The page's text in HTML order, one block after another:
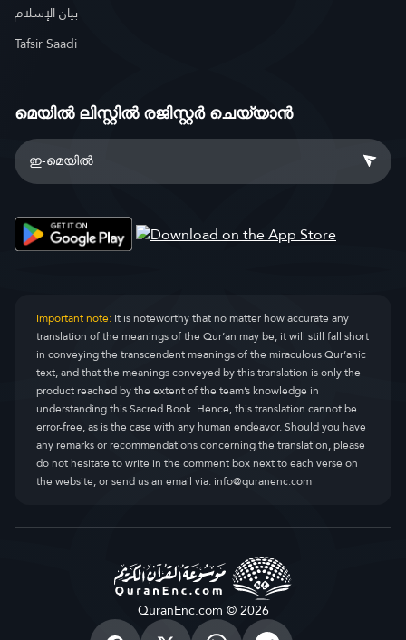
بيان الإسلام
Tafsir Saadi
മെയിൽ ലിസ്റ്റിൽ രജിസ്റ്റർ ചെയ്യാൻ
Important note:It is noteworthy that no matter how accurate any
translation of the meanings of the Qur’an may be, it will still fall short
in conveying the transcendent meanings of the miraculous Qur’anic
text, and that the meanings conveyed by this translation is only the
product reached by the extent of the team’s knowledge in
understanding this Sacred Book. Hence, this translation cannot be
error-free, as is the case with any human endeavor. Should you have
any remarks or recommendations concerning the translation, please
do not hesitate to write in the comment box next to each verse on
the website, or send us an email via:info@quranenc.com
QuranEnc.com © 2026